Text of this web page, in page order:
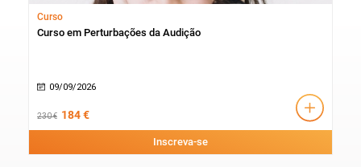
Curso
Curso em Perturbações da Audição
09/09/2026
230 € 184 €
Inscreva-se